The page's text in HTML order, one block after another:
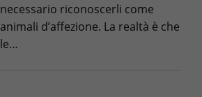
necessario riconoscerli come
animali d’affezione. La realtà è che
le…